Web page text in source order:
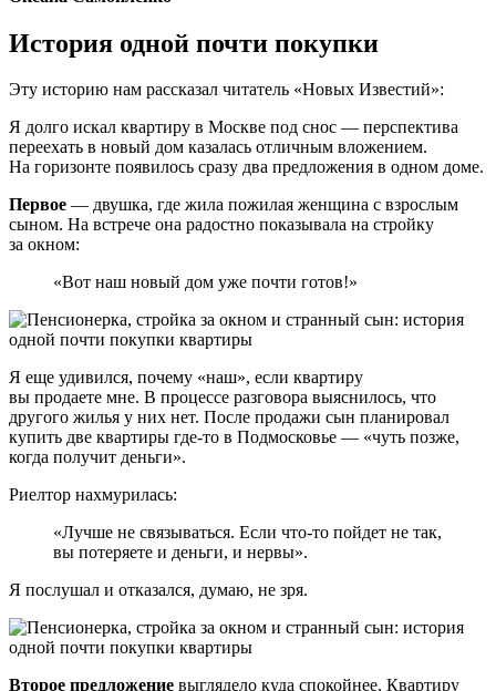
История одной почти покупки
Эту историю нам рассказал читатель «Новых Известий»:
Я долго искал квартиру в Москве под снос — перспектива
переехать в новый дом казалась отличным вложением.
На горизонте появилось сразу два предложения в одном доме.
Первое — двушка, где жила пожилая женщина с взрослым
сыном. На встрече она радостно показывала на стройку
за окном:
«Вот наш новый дом уже почти готов!»
Я еще удивился, почему «наш», если квартиру
вы продаете мне. В процессе разговора выяснилось, что
другого жилья у них нет. После продажи сын планировал
купить две квартиры где-то в Подмосковье — «чуть позже,
когда получит деньги».
Риелтор нахмурилась:
«Лучше не связываться. Если что-то пойдет не так,
вы потеряете и деньги, и нервы».
Я послушал и отказался, думаю, не зря.
Второе предложение выглядело куда спокойнее. Квартиру